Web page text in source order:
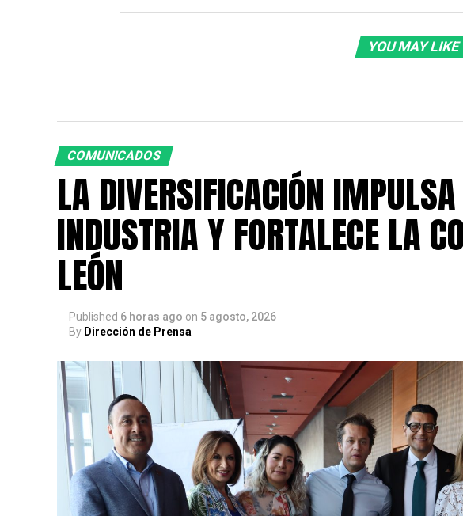
YOU MAY LIKE
COMUNICADOS
LA DIVERSIFICACIÓN
INDUSTRIA Y FORTALECE LA
LEÓN
Published 6 horas ago on 5 agosto, 2026
By Dirección de Prensa